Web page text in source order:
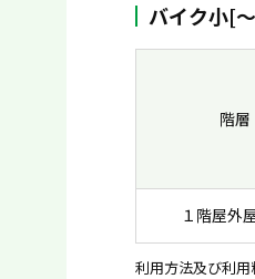
バイク小[
階層
１階屋外
利用方法及び利用